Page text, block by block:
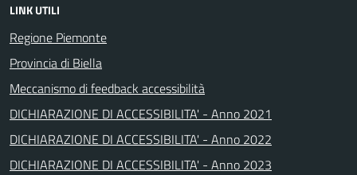
LINK UTILI
Regione Piemonte
Provincia di Biella
Meccanismo di feedback accessibilità
DICHIARAZIONE DI ACCESSIBILITA' - Anno 2021
DICHIARAZIONE DI ACCESSIBILITA' - Anno 2022
DICHIARAZIONE DI ACCESSIBILITA' - Anno 2023